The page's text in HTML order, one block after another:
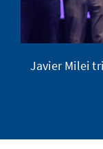
Javier Milei